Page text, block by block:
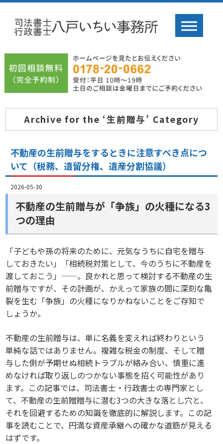
Archive for the ‘生前贈与’ Category
不動産の生前贈与をするときに注意すべき点につ
いて（税務、遺留分権、遺産分割協議）
2026-05-30
不動産の生前贈与が「争族」の火種になる3
つの理由
「子どもや孫の将来のために、元気なうちに自宅を贈与
しておきたい」「相続税対策として、今のうちに不動産を
渡しておこう」——。良かれと思って検討する不動産の生
前贈与ですが、その計画が、かえって家族の間に深刻な亀
裂を生む「争族」の火種になりかねないことをご存知で
しょうか。
不動産の生前贈与は、単に名義を変えれば終わりという
単純な話ではありません。複雑な税金の制度、そして贈
与した側が予期せぬ相続トラブルが絡み合い、慎重に進
めなければ取り返しのつかない事態を招く可能性があり
ます。この記事では、司法書士・行政書士の専門家とし
て、不動産の生前贈贈与に潜む3つの大きな落とし穴と、
それを回避するための知識を徹底的に解説します。この記
事を読むことで、円満な資産承継への確かな道筋が見える
はずです。